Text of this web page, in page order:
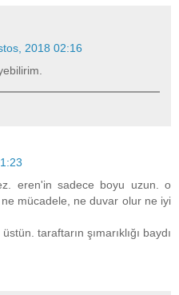
2018 02:16
eren'in sadece boyu uzun. o
mücadele, ne duvar olur ne iyi
taraftarın şımarıklığı baydı